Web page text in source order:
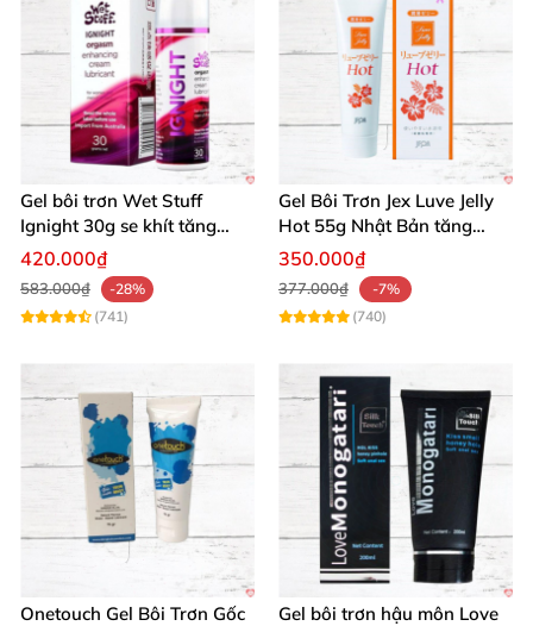
Mua ngay bộ Trùm Trữ Tình Dâu Tươi Siêu Kích Thích
từ chúng tôi để đốt cháy đam mê và nâng tầm khoái
lạc! Thêm vào giỏ hàng thôi nào! 🛒
Gel bôi trơn Wet Stuff
Ignight 30g se khít tăng
khoái cảm nữ hiệu quả
420.000₫
583.000₫
-28%
(741)
Gel Bôi Trơn Jex Luve Jelly
Hot 55g Nhật Bản tăng
khoái cảm nữ dễ sử dụng
350.000₫
377.000₫
-7%
(740)
Onetouch Gel Bôi Trơn Gốc
Gel bôi trơn hậu môn Love